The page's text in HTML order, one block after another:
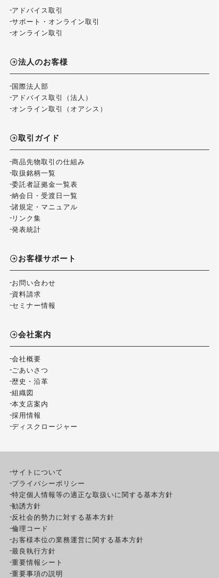
アドバイス取引
サポート・オンライン取引
オンライン取引
法人のお客様
国際法人部
アドバイス取引（法人）
オンライン取引（オアシス）
取引ガイド
商品先物取引の仕組み
取扱銘柄一覧
委託者証拠金一覧表
納会日・受渡日一覧
諸規定・マニュアル
リンク集
発表統計
お客様サポート
お問い合わせ
資料請求
セミナー情報
会社案内
会社概要
ごあいさつ
歴史・沿革
組織図
本支店案内
採用情報
ディスクロージャー
サイトについて
プライバシーポリシー
特定個人情報等の適正な取扱いに関する基本方針
勧誘方針
反社会的勢力に対する基本方針
倫理コード
お客様本位の業務運営に関する基本方針
最良執行方針
重要情報シート
重要事項の説明